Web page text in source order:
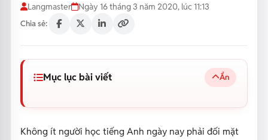
Langmaster Ngày 16 tháng 3 năm 2020, lúc 11:13
Chia sẻ:
Mục lục bài viết Ẩn
Không ít người học tiếng Anh ngày nay phải đối mặt